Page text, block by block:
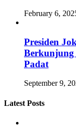
February 6,
Presiden
Berkunjung
Padat
September 9,
Latest Posts